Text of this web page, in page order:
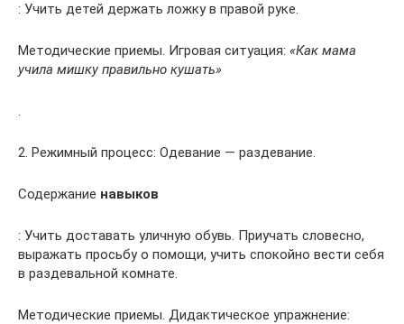
: Учить детей держать ложку в правой руке.
Методические приемы. Игровая ситуация: «Как мама
учила мишку правильно кушать»
.
2. Режимный процесс: Одевание — раздевание.
Содержание навыков
: Учить доставать уличную обувь. Приучать словесно,
выражать просьбу о помощи, учить спокойно вести себя
в раздевальной комнате.
Методические приемы. Дидактическое упражнение: